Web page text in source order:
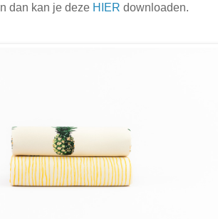
dan kan je deze HIER downloaden.